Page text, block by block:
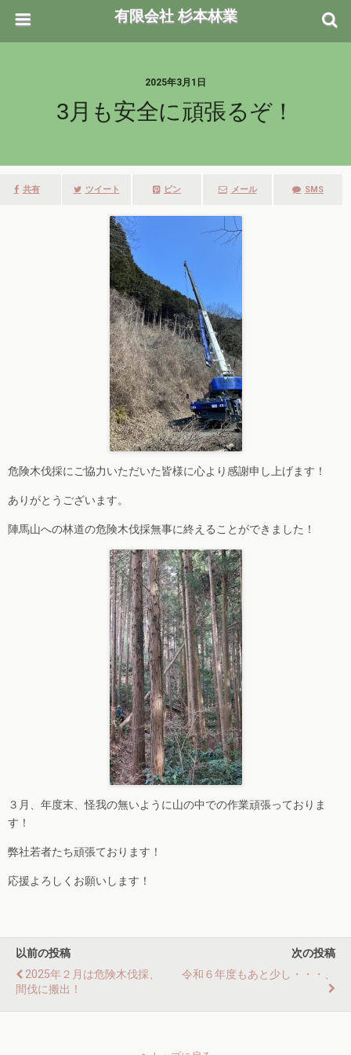
有限会社 杉本林業
2025年3月1日
3月も安全に頑張るぞ！
共有 ツイート ピン メール SMS
危険木伐採にご協力いただいた皆様に心より感謝申し上げます！
ありがとうございます。
陣馬山への林道の危険木伐採無事に終えることができました！
３月、年度末、怪我の無いように山の中での作業頑張っておりま
す！
弊社若者たち頑張ております！
応援よろしくお願いします！
以前の投稿
2025年２月は危険木伐採、
間伐に搬出！
次の投稿
令和６年度もあと少し・・・、